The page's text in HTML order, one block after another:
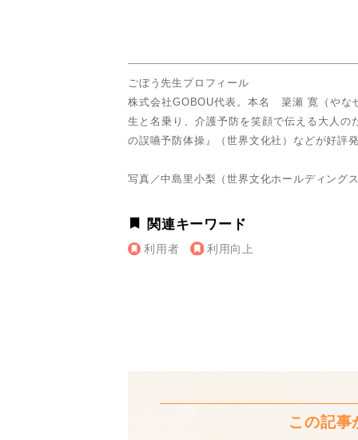
ごぼう先生プロフィール
株式会社GOBOU代表。本名 簗瀬 寛（やな
生と名乗り、介護予防を笑顔で伝える大人
の誤嚥予防体操』（世界文化社）などが好評
写真／中島里小梨（世界文化ホールディング
関連キーワード
利用者 利用向上
この記事